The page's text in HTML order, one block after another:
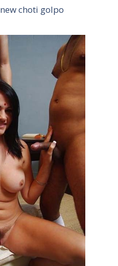
new choti golpo